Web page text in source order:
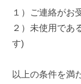
１）ご連絡がお
２）未使用であ
す)
以上の条件を満